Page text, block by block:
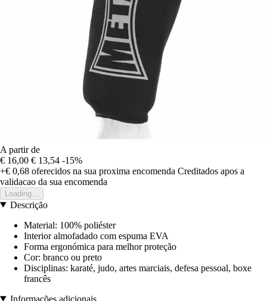
A partir de
€ 16,00 € 13,54 -15%
+€ 0,68 oferecidos na sua proxima encomenda Creditados apos a
validacao da sua encomenda
Loading...
Descrição
Material: 100% poliéster
Interior almofadado com espuma EVA
Forma ergonómica para melhor proteção
Cor: branco ou preto
Disciplinas: karaté, judo, artes marciais, defesa pessoal, boxe
francês
Informações adicionais